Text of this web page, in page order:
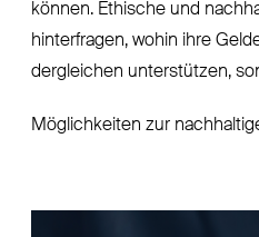
können. Ethische und
hinterfragen, wohin ihre
dergleichen unterstützen,
Möglichkeiten zur